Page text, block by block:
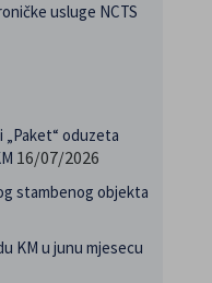
usluge NCTS
„Paket“ oduzeta
16/07/2026
stambenog objekta
KM u junu mjesecu